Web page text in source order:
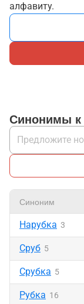
алфавиту.
Синонимы к
Синоним
Нарубка 3
Сруб 5
Срубка 5
Рубка 16